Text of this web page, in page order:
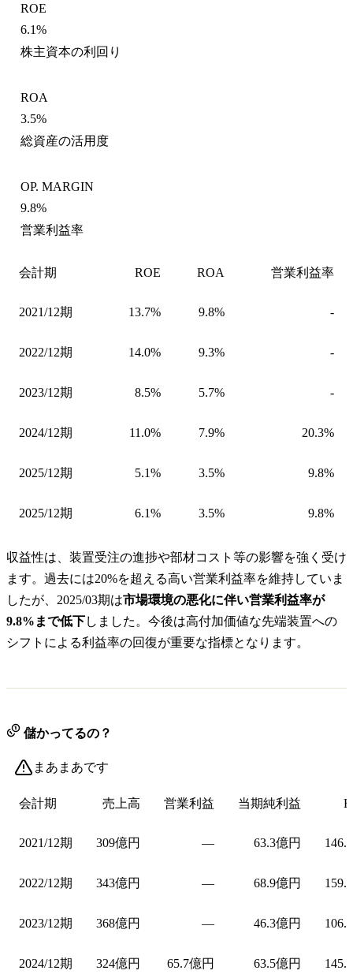
ROE
6.1%
株主資本の利回り
ROA
3.5%
総資産の活用度
OP. MARGIN
9.8%
営業利益率
会計期 ROE ROA 営業利益率
2021/12期 13.7% 9.8% -
2022/12期 14.0% 9.3% -
2023/12期 8.5% 5.7% -
2024/12期 11.0% 7.9% 20.3%
2025/12期 5.1% 3.5% 9.8%
2025/12期 6.1% 3.5% 9.8%
収益性は、装置受注の進捗や部材コスト等の影響を強く受け
ます。過去には20%を超える高い営業利益率を維持していま
したが、2025/03期は市場環境の悪化に伴い営業利益率が
9.8%まで低下しました。今後は高付加価値な先端装置への
シフトによる利益率の回復が重要な指標となります。
儲かってるの？
まあまあです
会計期 売上高 営業利益 当期純利益
2021/12期 309億円 — 63.3億円
2022/12期 343億円 — 68.9億円
2023/12期 368億円 — 46.3億円
2024/12期 324億円 65.7億円 63.5億円